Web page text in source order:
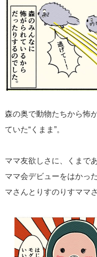
森の奥で動物たちから怖
ていた“くまま”。
ママ友欲しさに、くまで
ママ会デビューをはか
マさんとりすのりすママ